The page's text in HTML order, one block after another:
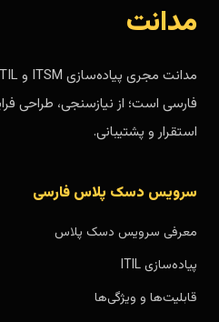
مدانت
فارسی است؛ از نیازسنجی، طراحی
استقرار و پشتیبانی.
سرویس دسک پلاس فارسی
معرفی سرویس دسک پلاس
پیاده‌سازی ITIL
قابلیت‌ها و ویژگی‌ها